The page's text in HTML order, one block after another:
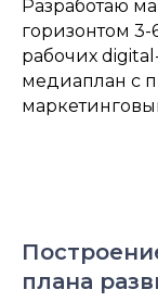
Разработаю
горизонтом
рабочих
медиаплан с
плана